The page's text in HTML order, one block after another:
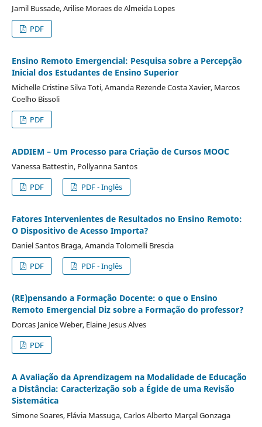
Jamil Bussade, Arilise Moraes de Almeida Lopes
PDF
Ensino Remoto Emergencial: Pesquisa sobre a Percepção
Inicial dos Estudantes de Ensino Superior
Michelle Cristine Silva Toti, Amanda Rezende Costa Xavier, Marcos
Coelho Bissoli
PDF
ADDIEM – Um Processo para Criação de Cursos MOOC
Vanessa Battestin, Pollyanna Santos
PDF
PDF - Inglês
Fatores Intervenientes de Resultados no Ensino Remoto:
O Dispositivo de Acesso Importa?
Daniel Santos Braga, Amanda Tolomelli Brescia
PDF
PDF - Inglês
(RE)pensando a Formação Docente: o que o Ensino
Remoto Emergencial Diz sobre a Formação do professor?
Dorcas Janice Weber, Elaine Jesus Alves
PDF
A Avaliação da Aprendizagem na Modalidade de Educação
a Distância: Caracterização sob a Égide de uma Revisão
Sistemática
Simone Soares, Flávia Massuga, Carlos Alberto Marçal Gonzaga